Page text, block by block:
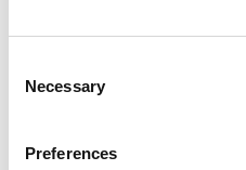
Selection
Necessary
Preferences